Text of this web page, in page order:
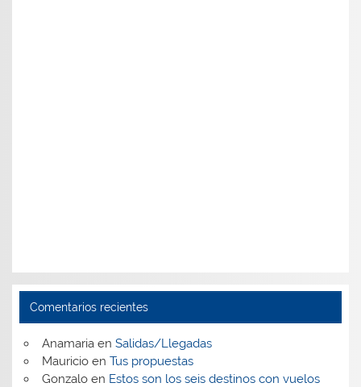
Comentarios recientes
Anamariaen Salidas/Llegadas
Mauricioen Tus propuestas
Gonzaloen Estos son los seis destinos con vuelos